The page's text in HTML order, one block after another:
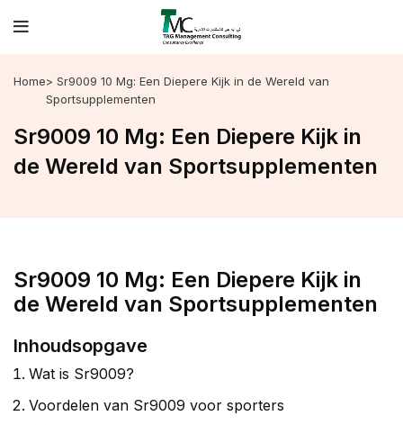
Home> Sr9009 10 Mg: Een Diepere Kijk in de Wereld van
Sportsupplementen
Sr9009 10 Mg: Een Diepere Kijk in
de Wereld van Sportsupplementen
Sr9009 10 Mg: Een Diepere Kijk in
de Wereld van Sportsupplementen
Inhoudsopgave
Wat is Sr9009?
Voordelen van Sr9009 voor sporters